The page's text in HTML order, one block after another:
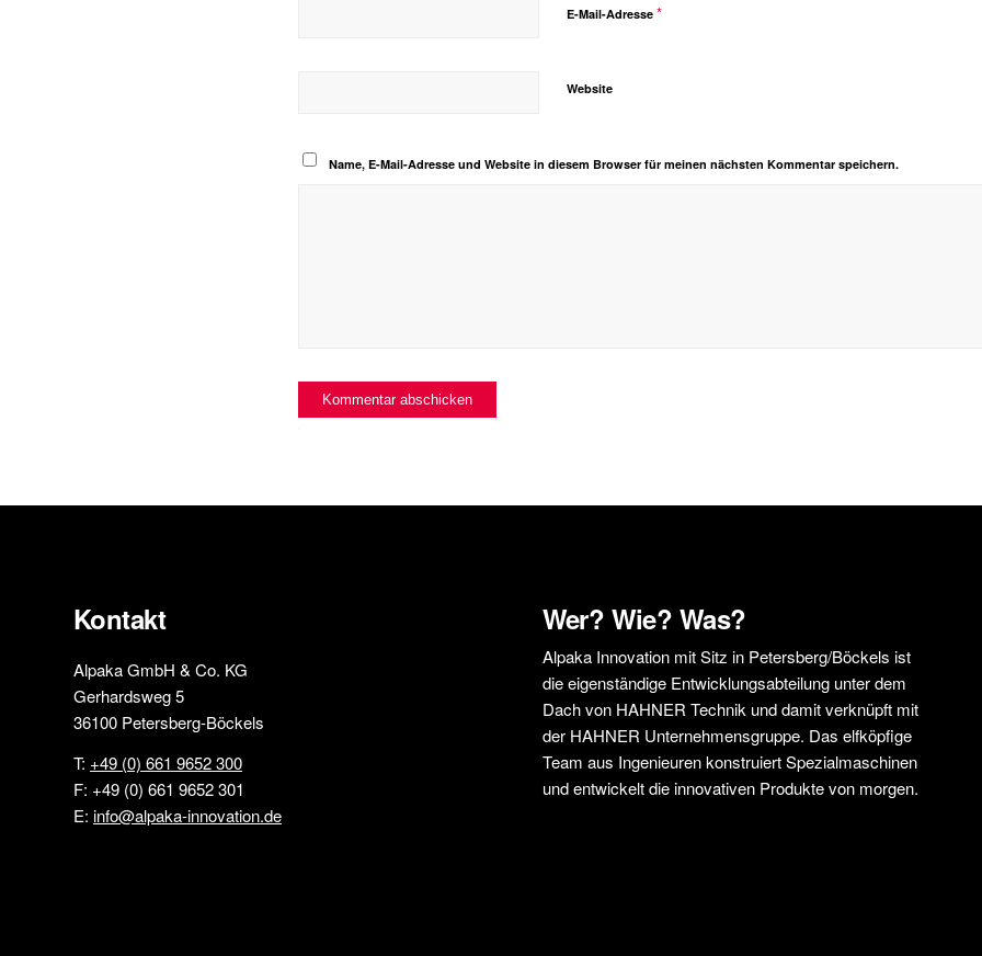
E-Mail-Adresse *
Website
Name, E-Mail-Adresse und Website in diesem Browser für meinen nächsten Kommentar speichern.
Kontakt
Alpaka GmbH & Co. KG
Gerhardsweg 5
36100 Petersberg-Böckels
T: +49 (0) 661 9652 300
F: +49 (0) 661 9652 301
E: info@alpaka-innovation.de
Wer? Wie? Was?
Alpaka Innovation mit Sitz in Petersberg/Böckels ist
die eigenständige Entwicklungsabteilung unter dem
Dach von HAHNER Technik und damit verknüpft mit
der HAHNER Unternehmensgruppe. Das elfköpfige
Team aus Ingenieuren konstruiert Spezialmaschinen
und entwickelt die innovativen Produkte von morgen.